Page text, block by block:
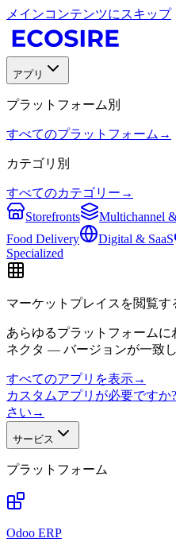
メインコンテンツにスキップ
アプリ
プラットフォーム別
すべてのプラットフォーム →
カテゴリ別
すべてのカテゴリー →
Storefronts
Multichannel
Food Delivery
Digital & SaaS
Specialized
マーケットプレイスを閲覧す
あらゆるプラットフォーム
ネクタ — バージョンが一致
すべてのアプリを表示→
カスタムアプリが必要です
さい →
サービス
プラットフォーム
Odoo ERP